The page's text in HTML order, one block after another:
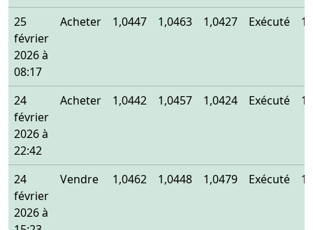
25
février
2026 à
08:17
Acheter 1,0447 1,0463 1,0427 Exécuté
24
février
2026 à
22:42
Acheter 1,0442 1,0457 1,0424 Exécuté
24
février
2026 à
Vendre 1,0462 1,0448 1,0479 Exécuté